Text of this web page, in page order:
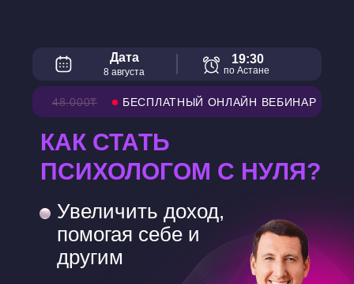
Дата 19:30
по Астане
КАК СТАТЬ
ПСИХОЛОГОМ С НУЛЯ?
Увеличить доход,
помогая себе и
другим
БЕСПЛАТНЫЙ ОНЛАЙН ВЕБИНАР
48.000₸
8 августа